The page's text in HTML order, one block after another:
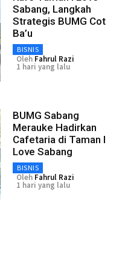
Sabang, Langkah
Strategis BUMG Cot
Ba’u
BISNIS
Oleh Fahrul Razi
1 hari yang lalu
BUMG Sabang
Merauke Hadirkan
Cafetaria di Taman I
Love Sabang
BISNIS
Oleh Fahrul Razi
1 hari yang lalu